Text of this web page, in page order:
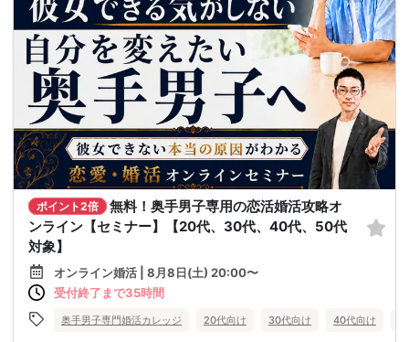
ポイント2倍
無料！奥手男子専用の恋活婚活攻略オ
ンライン【セミナー】【20代、30代、40代、50代
対象】
オンライン婚活 | 8月8日(土) 20:00〜
受付終了まで35時間
奥手男子専門婚活カレッジ 20代向け 30代向け 40代向け